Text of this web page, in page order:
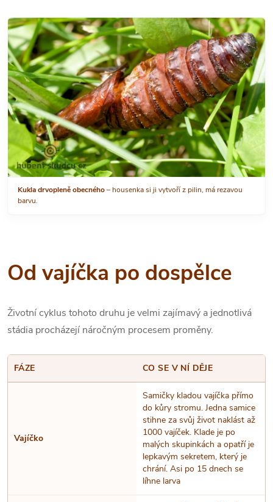
Kukla drvopleně obecného– housenka si ji vytvoří z pilin, má rezavou
barvu.
Od vajíčka po dospělce
Životní cyklus tohoto druhu je velmi zajímavý a jednotlivá
stádia procházejí náročným procesem proměny.
FÁZE CO SE V NÍ DĚJE
Vajíčko
Samičky kladou vajíčka přímo
do kůry stromu. Jedna samice
stihne za svůj život naklást až
1000 vajíček. Klade je po
malých skupinkách a opatří je
lepkavým sekretem, který je
chrání. Asi po 15 dnech se
líhne larva